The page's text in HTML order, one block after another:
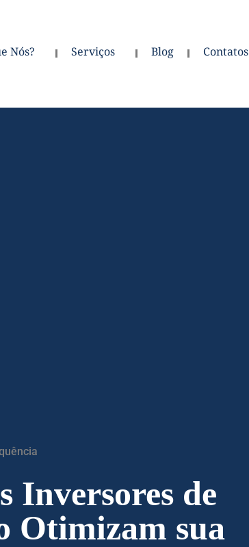
Nós? Serviços Blog Contatos
Inversores de
Otimizam sua